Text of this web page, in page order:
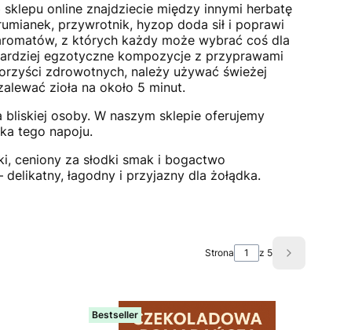
sklepu online znajdziecie między innymi herbatę
przywrotnik, hyzop doda sił i poprawi
z których każdy może wybrać coś dla
egzotyczne kompozycje z przyprawami
zdrowotnych, należy używać świeżej
zioła na około 5 minut.
bliskiej osoby. W naszym sklepie oferujemy
tego napoju.
ceniony za słodki smak i bogactwo
łagodny i przyjazny dla żołądka.
Strona z 5 Następne
Bestseller